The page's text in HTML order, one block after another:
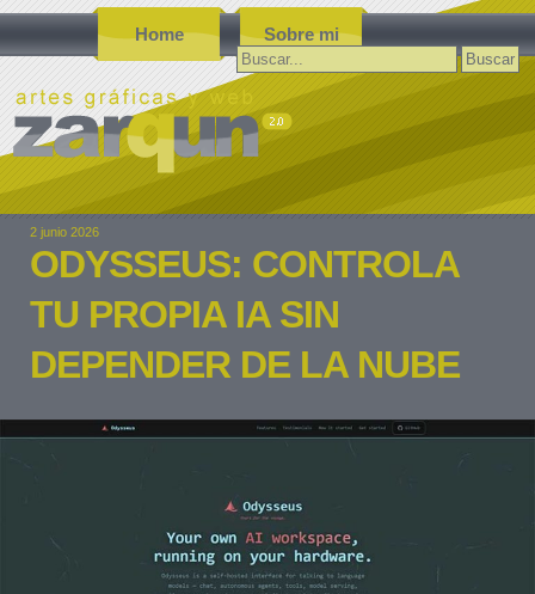
Home Sobre mi
Buscar:
2 junio 2026
ODYSSEUS: CONTROLA
TU PROPIA IA SIN
DEPENDER DE LA NUBE